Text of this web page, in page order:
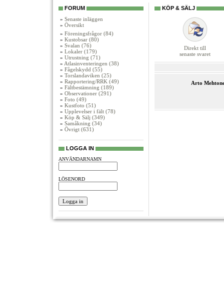
FORUM
» Senaste inläggen
» Översikt
» Föreningsfrågor (84)
» Kustobsar (80)
» Svalan (76)
» Lokaler (179)
» Utrustning (71)
» Atlasinventeringen (38)
» Fågelskydd (55)
» Torslandaviken (25)
» Rapportering/RRK (49)
» Fältbestämning (189)
» Observationer (291)
» Foto (49)
» Kustfoto (51)
» Upplevelser i fält (78)
» Köp & Sälj (349)
» Samåkning (34)
» Övrigt (631)
LOGGA IN
ANVÄNDARNAMN
LÖSENORD
KÖP & SÄLJ
Direkt till
senaste svaret
Arto